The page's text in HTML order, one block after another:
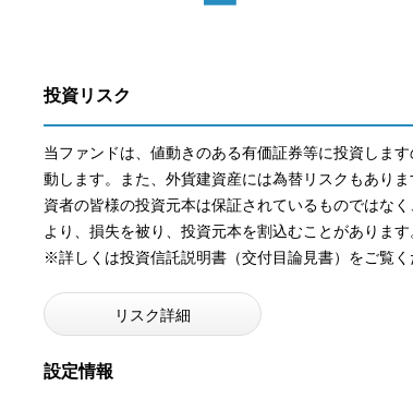
投資リスク
当ファンドは、値動きのある有価証券等に投資しま
動します。また、外貨建資産には為替リスクもあり
資者の皆様の投資元本は保証されているものではな
より、損失を被り、投資元本を割込むことがあります
※詳しくは投資信託説明書（交付目論見書）をご覧く
リスク詳細
設定情報